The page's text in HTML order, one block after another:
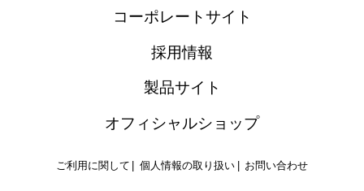
コーポレートサイト
採用情報
製品サイト
オフィシャルショップ
ご利用に関して 個人情報の取り扱い お問い合わせ